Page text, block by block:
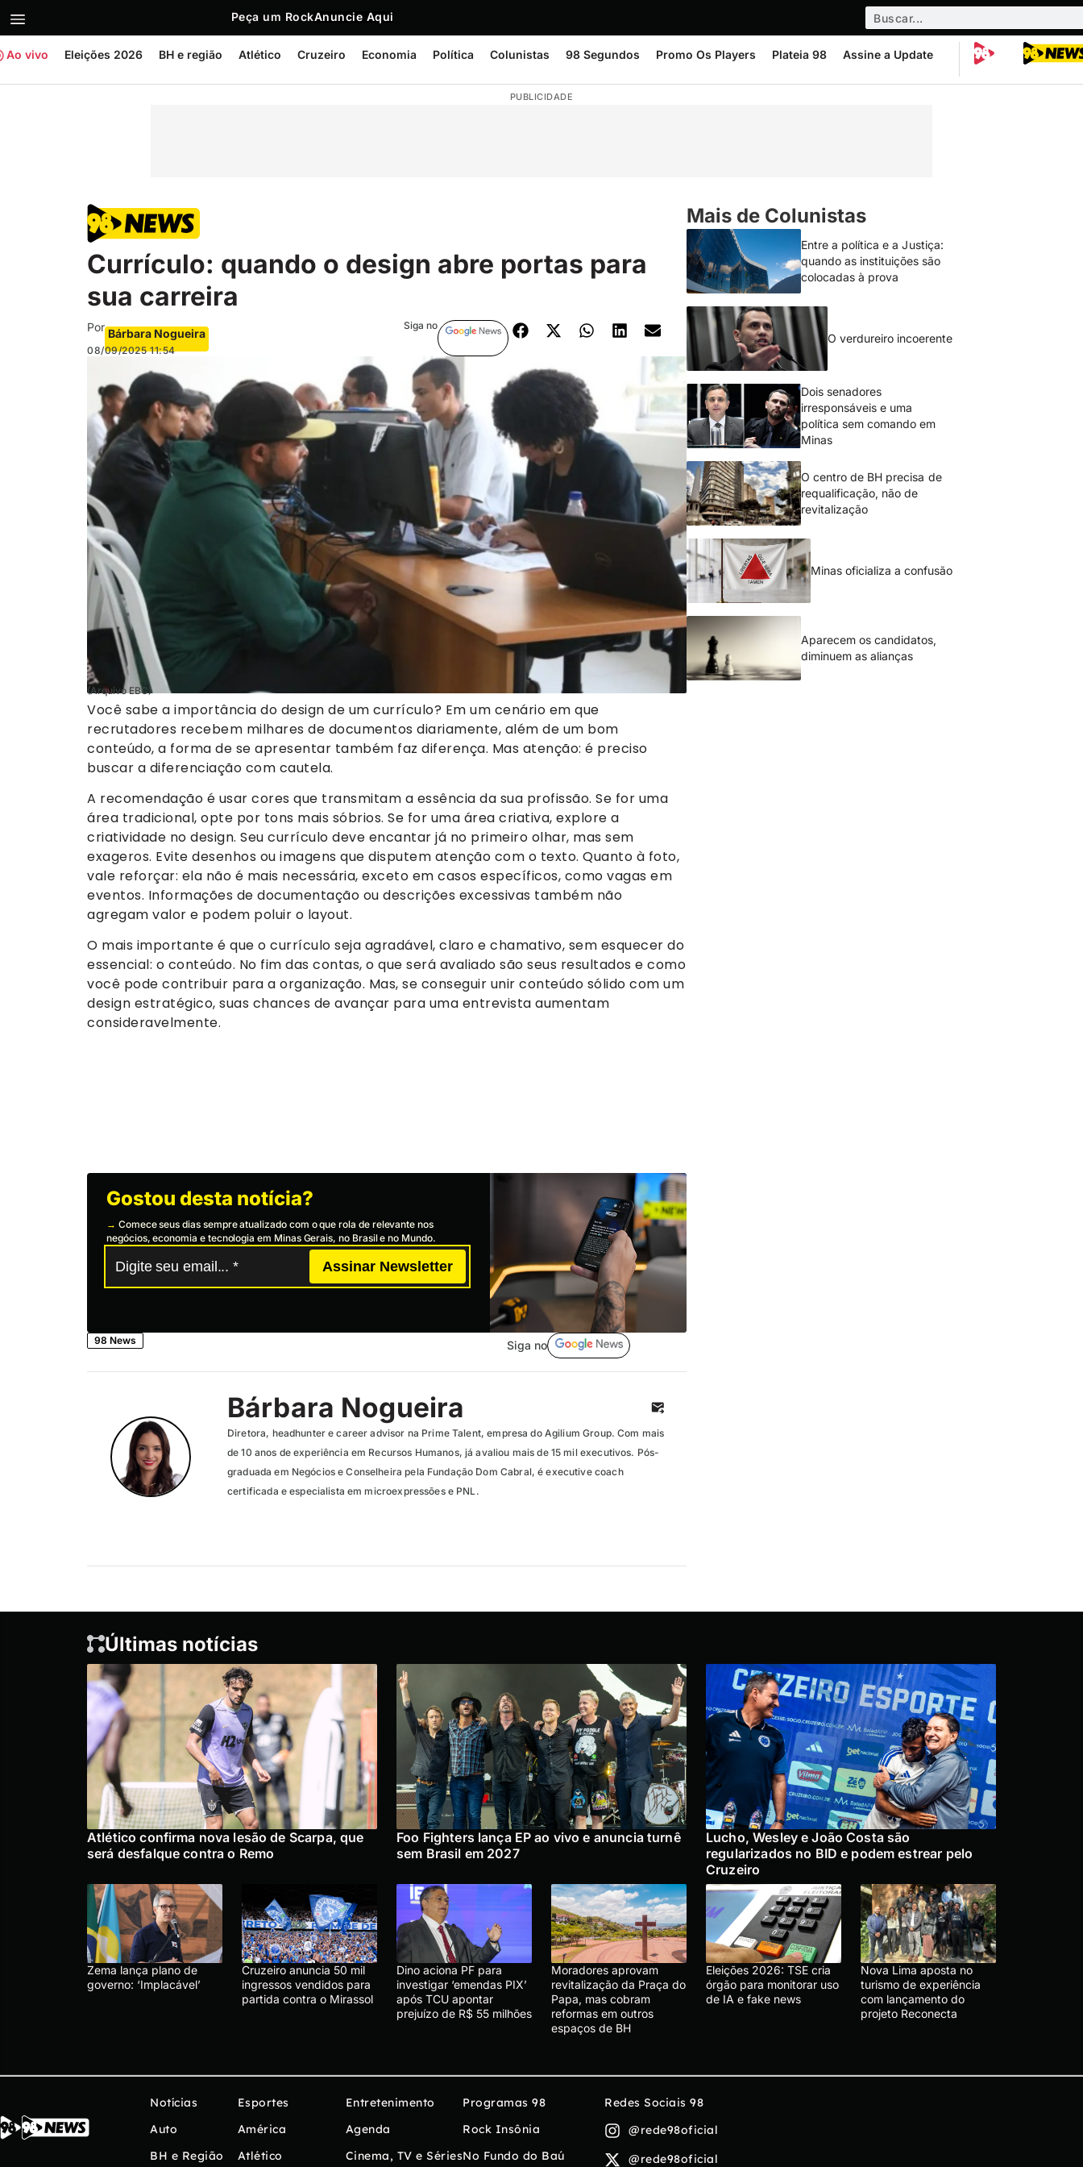
Peça um RockAnuncie Aqui
Ao vivo Eleições 2026 BH e região Atlético Cruzeiro Economia Política Colunistas 98 Segundos Promo Os Players Plateia 98 Assine a Update
PUBLICIDADE
Currículo: quando o design abre portas para
sua carreira
Por Bárbara Nogueira
08/09/2025 11:54
Siga no
(Arquivo EBC)
Você sabe a importância do design de um currículo? Em um cenário em que
recrutadores recebem milhares de documentos diariamente, além de um bom
conteúdo, a forma de se apresentar também faz diferença. Mas atenção: é preciso
buscar a diferenciação com cautela.
A recomendação é usar cores que transmitam a essência da sua profissão. Se for uma
área tradicional, opte por tons mais sóbrios. Se for uma área criativa, explore a
criatividade no design. Seu currículo deve encantar já no primeiro olhar, mas sem
exageros. Evite desenhos ou imagens que disputem atenção com o texto. Quanto à foto,
vale reforçar: ela não é mais necessária, exceto em casos específicos, como vagas em
eventos. Informações de documentação ou descrições excessivas também não
agregam valor e podem poluir o layout.
O mais importante é que o currículo seja agradável, claro e chamativo, sem esquecer do
essencial: o conteúdo. No fim das contas, o que será avaliado são seus resultados e como
você pode contribuir para a organização. Mas, se conseguir unir conteúdo sólido com um
design estratégico, suas chances de avançar para uma entrevista aumentam
consideravelmente.
Gostou desta notícia?
→ Comece seus dias sempre atualizado com o que rola de relevante nos
negócios, economia e tecnologia em Minas Gerais, no Brasil e no Mundo.
Assinar Newsletter
98 News Siga no
Bárbara Nogueira
Diretora, headhunter e career advisor na Prime Talent, empresa do Agilium Group. Com mais
de 10 anos de experiência em Recursos Humanos, já avaliou mais de 15 mil executivos. Pós-
graduada em Negócios e Conselheira pela Fundação Dom Cabral, é executive coach
certificada e especialista em microexpressões e PNL.
Mais de Colunistas
Entre a política e a Justiça:
quando as instituições são
colocadas à prova
O verdureiro incoerente
Dois senadores
irresponsáveis e uma
política sem comando em
Minas
O centro de BH precisa de
requalificação, não de
revitalização
Minas oficializa a confusão
Aparecem os candidatos,
diminuem as alianças
Últimas notícias
Atlético confirma nova lesão de Scarpa, que
será desfalque contra o Remo
Foo Fighters lança EP ao vivo e anuncia turnê
sem Brasil em 2027
Lucho, Wesley e João Costa são
regularizados no BID e podem estrear pelo
Cruzeiro
Zema lança plano de
governo: ‘Implacável’
Cruzeiro anuncia 50 mil
ingressos vendidos para
partida contra o Mirassol
Dino aciona PF para
investigar ‘emendas PIX’
após TCU apontar
prejuízo de R$ 55 milhões
Moradores aprovam
revitalização da Praça do
Papa, mas cobram
reformas em outros
espaços de BH
Eleições 2026: TSE cria
órgão para monitorar uso
de IA e fake news
Nova Lima aposta no
turismo de experiência
com lançamento do
projeto Reconecta
Notícias
Auto
BH e Região
Esportes
América
Atlético
Entretenimento
Agenda
Cinema, TV e Séries
Programas 98
Rock Insônia
No Fundo do Baú
Redes Sociais 98
@rede98oficial
@rede98oficial